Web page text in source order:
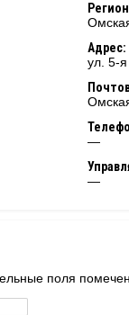
Адрес:
ул. 5-
—
—
поля